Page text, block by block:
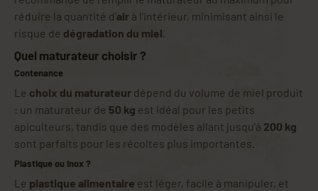
réduire la quantité d'air à l'intérieur, minimisant ainsi le
risque de dégradation du miel.
Quel maturateur choisir ?
Contenance
Le choix du maturateur dépend du volume de miel produit
: un maturateur de 50 kg est idéal pour les petits
apiculteurs, tandis que des modèles allant jusqu'à 200 kg
sont parfaits pour les récoltes plus importantes.
Plastique ou inox ?
Le plastique alimentaire est léger, facile à manipuler, et